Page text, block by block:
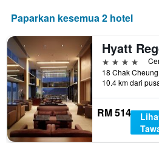
Paparkan kesemua 2 hotel
4 bintang
10.4 km dari
RM 514